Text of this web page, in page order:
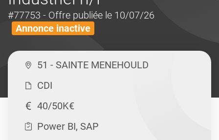
#77753 - Offre publiée le 10/07/26
Annonce inactive
51 - SAINTE MENEHOULD
CDI
40/50K€
Power BI, SAP